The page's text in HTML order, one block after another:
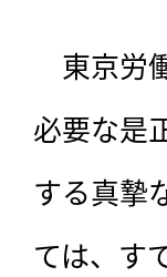
東京労
必要な是
する真摯
ては、す